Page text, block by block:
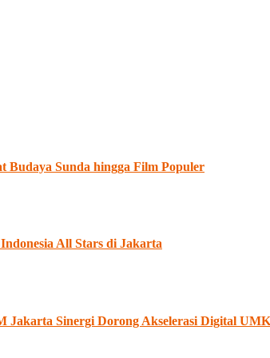
Budaya Sunda hingga Film Populer
All Stars di Jakarta
Jakarta Sinergi Dorong Akselerasi Digital